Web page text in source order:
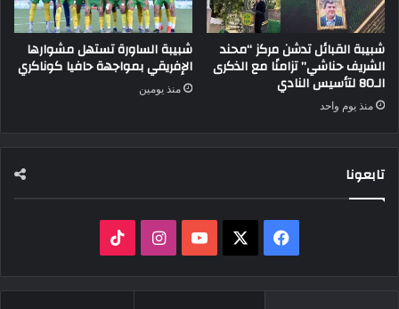
شبيبة القبائل تدشن مركز “محند
الشريف حناشي” تزامنًا مع الذكرى
الـ80 لتأسيس النادي
منذ يوم واحد
شبيبة الساورة تستهل مشوارها
الإفريقي بمواجهة حافيا كوناكري
منذ يومين
تابعونا
فيسبوك ‫YouTubeانستقرام